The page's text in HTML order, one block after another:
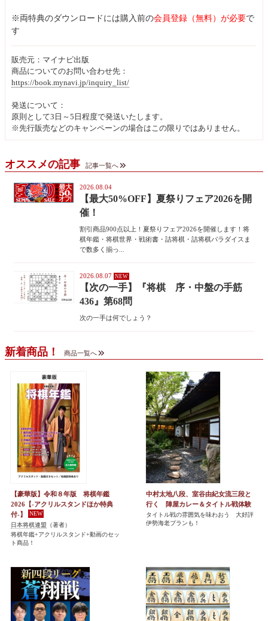
※両特典のダウンロードには購入前の会員登録（無料）が必要で
す
販売元：マイナビ出版
商品についてのお問い合わせ先：
https://book.mynavi.jp/inquiry_list/
発送について：
原則として3日～5日程度で発送いたします。
※先行販売などのキャンペーンの場合はこの限りではありません。
オススメの記事 記事一覧へ
2026.08.04
【最大50%OFF】夏祭りフェア2026を開
催！
割引商品900点以上！夏祭りフェア2026を開催します！将
棋年鑑・将棋世界・戦術書・詰将棋・詰将棋パラダイスま
で数多く揃っ...
2026.08.07
【次の一手】『将棋 序・中盤の手筋
436』第68問
次の一手は何でしょう？
新着商品！ 商品一覧へ
【豪華版】令和８年版 将棋年鑑
2026【-アクリルスタンドほか特典
付-】
日本将棋連盟 （著者）
将棋年鑑+アクリルスタンド+動画のセッ
ト商品！
中村太地八段、室谷由紀女流三段と
行く 陣屋カレー＆タイトル戦体験
タイトル戦の雰囲気を味わおう 大好評
伊勢海老プランも！